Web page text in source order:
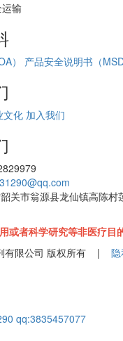
输
） 产品安全说明书（
文化 加入我们
关市翁源县龙仙镇高陈村
或者科学研究等非医疗目
有限公司 版权所有 |
qq:3835457077